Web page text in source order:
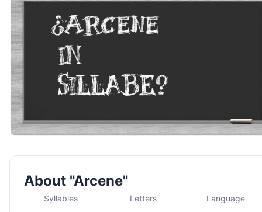
About "Arcene"
Syllables Letters Language